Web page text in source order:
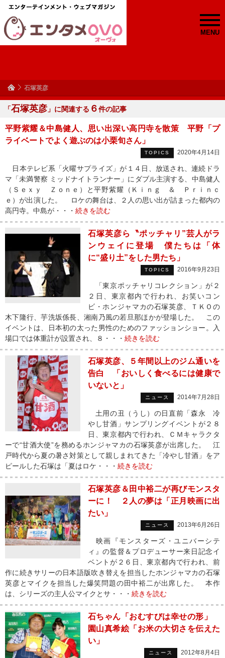
MENU
石塚英彦
「石塚英彦 」に関連する ６件の記事
平野紫耀＆中島健人、思い出深い高円寺を散策 平野「プ
ライベートでよく遊ぶのは小栗旬さん」
TOPICS 2020年4月14日
日本テレビ系「火曜サプライズ」が１４日、放送され、連続ドラ
マ「未満警察 ミッドナイトランナー」にダブル主演する、中島健人
（Ｓｅｘｙ Ｚｏｎｅ）と平野紫耀（Ｋｉｎｇ ＆ Ｐｒｉｎｃ
ｅ）が出演した。 ロケの舞台は、２人の思い出が詰まった都内の
高円寺。中島が・・・ 続きを読む
石塚英彦ら〝ポッチャリ”芸人がラ
ンウェイに登場 僕たちは「体
に“盛り土”をした男たち」
TOPICS 2016年9月23日
「東京ポッチャリコレクション」が２
２日、東京都内で行われ、お笑いコン
ビ・ホンジャマカの石塚英彦、ＴＫＯの
木下隆行、芋洗坂係長、湘南乃風の若旦那ほかが登場した。 この
イベントは、日本初の太った男性のためのファッションショー。入
場口では体重計が設置され、８・・・ 続きを読む
石塚英彦、５年間以上のジム通いを
告白 「おいしく食べるには健康で
いないと」
ニュース 2014年7月28日
土用の丑（うし）の日直前「森永 冷
やし甘酒」サンプリングイベントが２８
日、東京都内で行われ、ＣＭキャラクタ
ーで“甘酒大使”を務めるホンジャマカの石塚英彦が出席した。 江
戸時代から夏の暑さ対策として親しまれてきた「冷やし甘酒」をア
ピールした石塚は「夏はロケ・・・ 続きを読む
石塚英彦＆田中裕二が再びモンスタ
ーに！ ２人の夢は「正月映画に出
たい」
ニュース 2013年6月26日
映画『モンスターズ・ユニバーシテ
ィ』の監督＆プロデューサー来日記念イ
ベントが２６日、東京都内で行われ、前
作に続きサリーの日本語版吹き替えを担当したホンジャマカの石塚
英彦とマイクを担当した爆笑問題の田中裕二が出席した。 本作
は、シリーズの主人公マイクとサ・・・ 続きを読む
石ちゃん「おむすびは幸せの形」
園山真希絵「お米の大切さを伝えた
い」
ニュース 2012年8月4日